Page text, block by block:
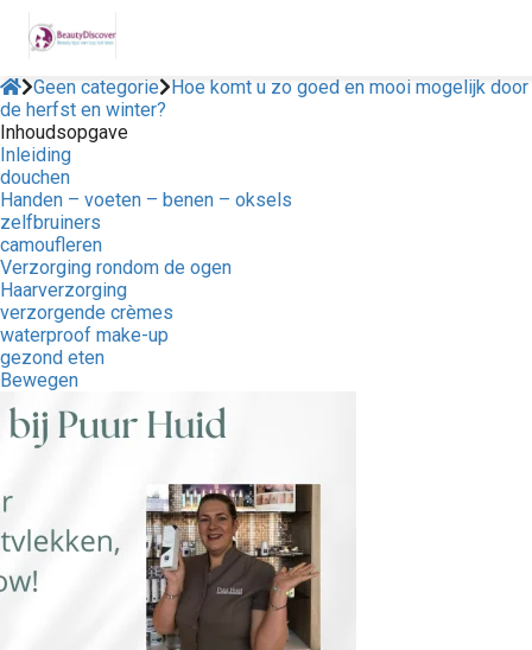
Geen categorie
Hoe komt u zo goed en mooi mogelijk door
de herfst en winter?
Inhoudsopgave
Inleiding
douchen
Handen – voeten – benen – oksels
zelfbruiners
camoufleren
Verzorging rondom de ogen
Haarverzorging
verzorgende crèmes
waterproof make-up
gezond eten
Bewegen